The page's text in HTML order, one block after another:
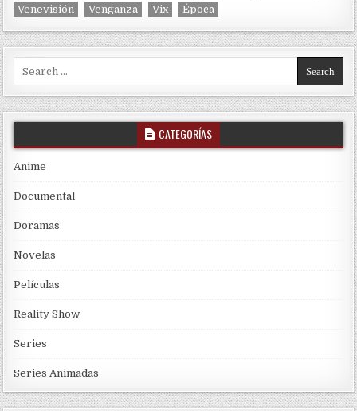
Venevisión
Venganza Vix Época
CATEGORÍAS
Anime
Documental
Doramas
Novelas
Películas
Reality Show
Series
Series Animadas